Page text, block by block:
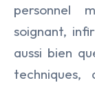
personnel
soignant,
aussi bien
techniques,